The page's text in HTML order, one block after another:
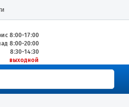
8:00-17:00
8:00-20:00
8:30-14:30
выходной